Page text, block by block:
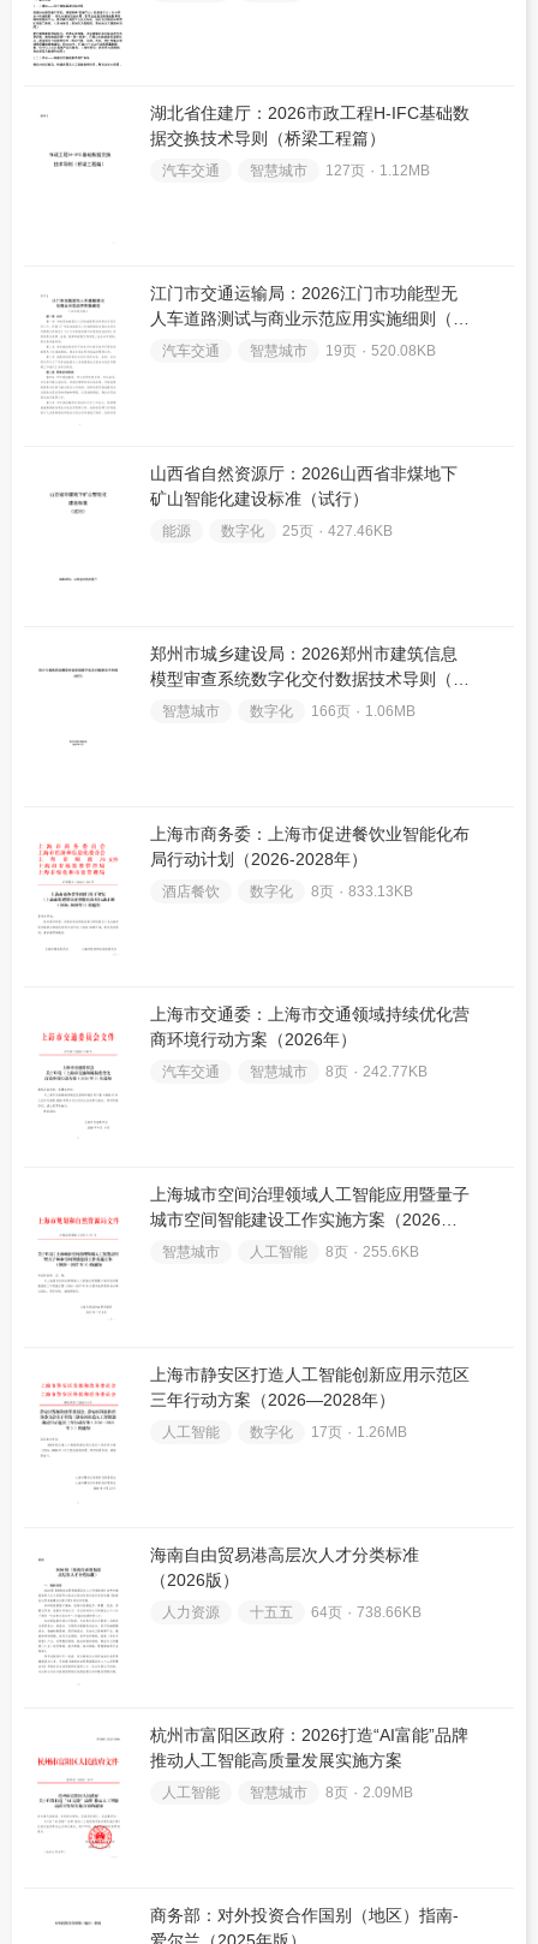
湖北省住建厅：2026市政工程H-IFC基础数
据交换技术导则（桥梁工程篇）
汽车交通 智慧城市 127页 ۰ 1.12MB
江门市交通运输局：2026江门市功能型无
人车道路测试与商业示范应用实施细则（征
求意见稿）
汽车交通 智慧城市 19页 ۰ 520.08KB
山西省自然资源厅：2026山西省非煤地下
矿山智能化建设标准（试行）
能源 数字化 25页 ۰ 427.46KB
郑州市城乡建设局：2026郑州市建筑信息
模型审查系统数字化交付数据技术导则（试
行）
智慧城市 数字化 166页 ۰ 1.06MB
上海市商务委：上海市促进餐饮业智能化布
局行动计划（2026-2028年）
酒店餐饮 数字化 8页 ۰ 833.13KB
上海市交通委：上海市交通领域持续优化营
商环境行动方案（2026年）
汽车交通 智慧城市 8页 ۰ 242.77KB
上海城市空间治理领域人工智能应用暨量子
城市空间智能建设工作实施方案（2026—
2027年）
智慧城市 人工智能 8页 ۰ 255.6KB
上海市静安区打造人工智能创新应用示范区
三年行动方案（2026—2028年）
人工智能 数字化 17页 ۰ 1.26MB
海南自由贸易港高层次人才分类标准
（2026版）
人力资源 十五五 64页 ۰ 738.66KB
杭州市富阳区政府：2026打造“AI富能”品牌
推动人工智能高质量发展实施方案
人工智能 智慧城市 8页 ۰ 2.09MB
商务部：对外投资合作国别（地区）指南-